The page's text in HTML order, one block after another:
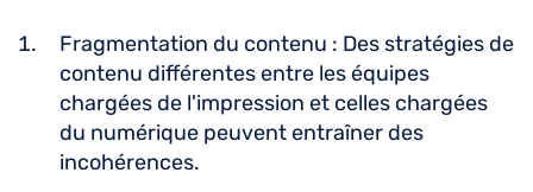
Fragmentation du contenu : Des stratégies de
contenu différentes entre les équipes
chargées de l'impression et celles chargées
du numérique peuvent entraîner des
incohérences.